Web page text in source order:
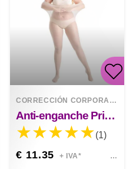
PANTIES CORRECCIÓN CORPORAL
Anti-enganche Primavera Ultra-delgada Plus Fertilizante Verano Luz Pierna Artefacto
(1)
€ 11.35 + IVA*